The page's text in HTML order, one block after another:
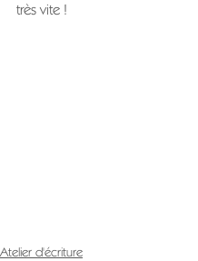
très vite !
Atelier d'écriture